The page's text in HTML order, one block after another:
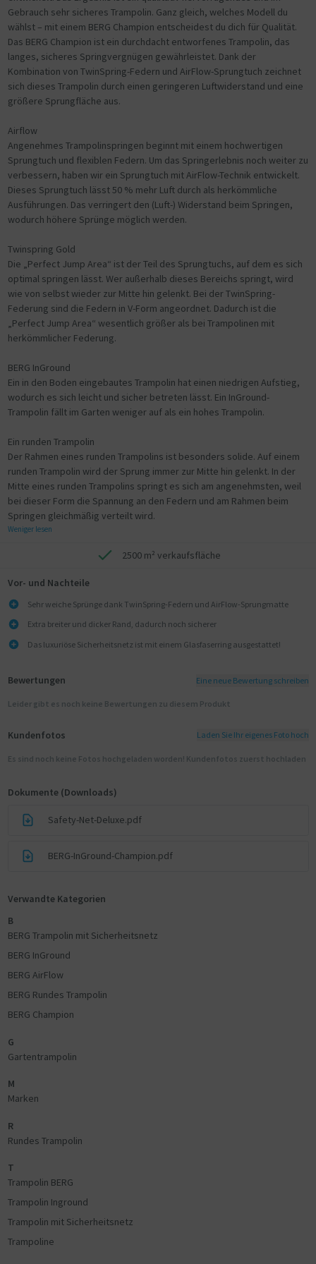
Gebrauch sehr sicheres Trampolin. Ganz gleich, welches Modell du
wählst – mit einem BERG Champion entscheidest du dich für Qualität.
Das BERG Champion ist ein durchdacht entworfenes Trampolin, das
langes, sicheres Springvergnügen gewährleistet. Dank der
Kombination von TwinSpring-Federn und AirFlow-Sprungtuch zeichnet
sich dieses Trampolin durch einen geringeren Luftwiderstand und eine
größere Sprungfläche aus.
Airflow
Angenehmes Trampolinspringen beginnt mit einem hochwertigen
Sprungtuch und flexiblen Federn. Um das Springerlebnis noch weiter zu
verbessern, haben wir ein Sprungtuch mit AirFlow-Technik entwickelt.
Dieses Sprungtuch lässt 50 % mehr Luft durch als herkömmliche
Ausführungen. Das verringert den (Luft-) Widerstand beim Springen,
wodurch höhere Sprünge möglich werden.
Twinspring Gold
Die „Perfect Jump Area“ ist der Teil des Sprungtuchs, auf dem es sich
optimal springen lässt. Wer außerhalb dieses Bereichs springt, wird
wie von selbst wieder zur Mitte hin gelenkt. Bei der TwinSpring-
Federung sind die Federn in V-Form angeordnet. Dadurch ist die
„Perfect Jump Area“ wesentlich größer als bei Trampolinen mit
herkömmlicher Federung.
BERG InGround
Ein in den Boden eingebautes Trampolin hat einen niedrigen Aufstieg,
wodurch es sich leicht und sicher betreten lässt. Ein InGround-
Trampolin fällt im Garten weniger auf als ein hohes Trampolin.
Ein runden Trampolin
Der Rahmen eines runden Trampolins ist besonders solide. Auf einem
runden Trampolin wird der Sprung immer zur Mitte hin gelenkt. In der
Mitte eines runden Trampolins springt es sich am angenehmsten, weil
bei dieser Form die Spannung an den Federn und am Rahmen beim
Springen gleichmäßig verteilt wird.
Weniger lesen
2500 m² verkaufsfläche
Vor- und Nachteile
Sehr weiche Sprünge dank TwinSpring-Federn und AirFlow-Sprungmatte
Extra breiter und dicker Rand, dadurch noch sicherer
Das luxuriöse Sicherheitsnetz ist mit einem Glasfaserring ausgestattet!
Bewertungen Eine neue Bewertung schreiben
Leider gibt es noch keine Bewertungen zu diesem Produkt
Kundenfotos Laden Sie Ihr eigenes Foto hoch
Es sind noch keine Fotos hochgeladen worden! Kundenfotos zuerst hochladen
Dokumente (Downloads)
Safety-Net-Deluxe.pdf
BERG-InGround-Champion.pdf
Verwandte Kategorien
B
BERG Trampolin mit Sicherheitsnetz
BERG InGround
BERG AirFlow
BERG Rundes Trampolin
BERG Champion
G
Gartentrampolin
M
Marken
R
Rundes Trampolin
T
Trampolin BERG
Trampolin Inground
Trampolin mit Sicherheitsnetz
Trampoline